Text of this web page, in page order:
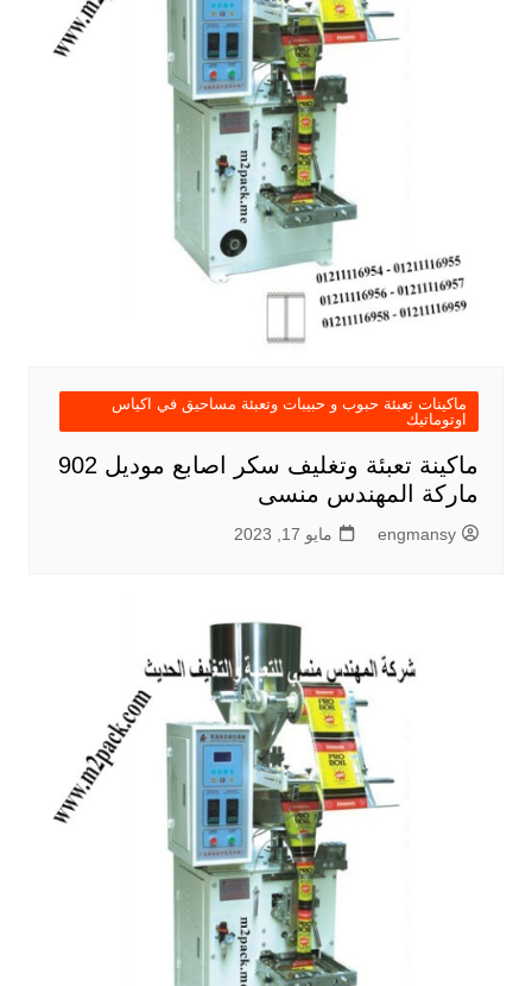
ماكينات تعبئة حبوب و حبيبات وتعبئة مساحيق في اكياس
اوتوماتيك
ماكينة تعبئة وتغليف سكر اصابع موديل 902
ماركة المهندس منسى
engmansy مايو 17, 2023